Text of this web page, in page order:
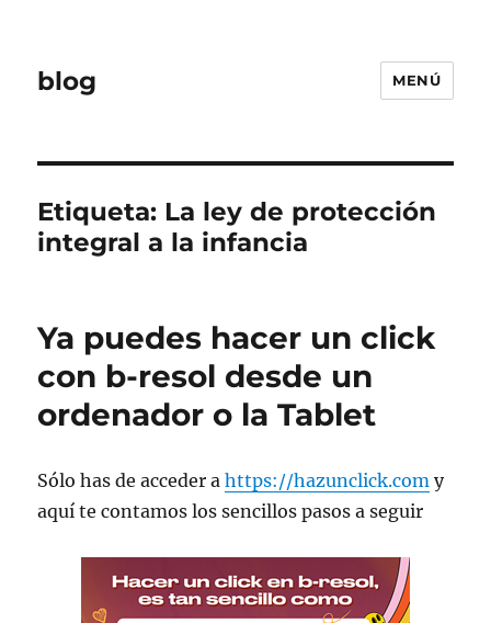
blog MENÚ
Etiqueta: La ley de protección
integral a la infancia
Ya puedes hacer un click
con b-resol desde un
ordenador o la Tablet
Sólo has de acceder ahttps://hazunclick.com y
aquí te contamos los sencillos pasos a seguir